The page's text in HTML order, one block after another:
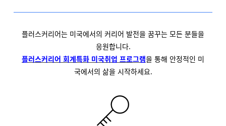
플러스커리어는 미국에서의 커리어 발전을 꿈꾸는 모든 분들을
응원합니다.
플러스커리어 회계특화 미국취업 프로그램을 통해 안정적인 미
국에서의 삶을 시작하세요.